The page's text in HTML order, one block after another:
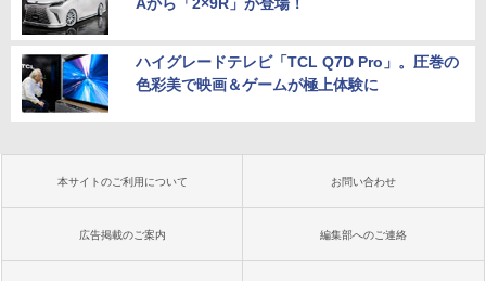
ハイグレードテレビ「TCL Q7D Pro」。圧巻の
色彩美で映画＆ゲームが極上体験に
本サイトのご利用について お問い合わせ
広告掲載のご案内 編集部へのご連絡